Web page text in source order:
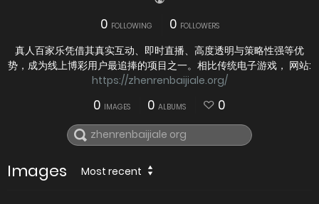
0 FOLLOWING 0 FOLLOWERS
真人百家乐凭借其真实互动、即时直播、高度透明与策略性强等优
势，成为线上博彩用户最追捧的项目之一。相比传统电子游戏， 网站:
https://zhenrenbaijiale.org/
0 IMAGES 0 ALBUMS 0
Images Most recent